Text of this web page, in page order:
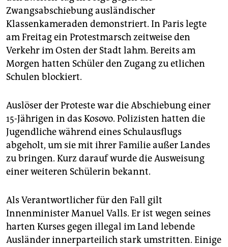
fragen & hilfe
unterstützen
abo
genossenschaft
Zwangsabschiebung ausländischer
Klassenkameraden demonstriert. In Paris legte
am Freitag ein Protestmarsch zeitweise den
Verkehr im Osten der Stadt lahm. Bereits am
Morgen hatten Schüler den Zugang zu etlichen
Schulen blockiert.
Auslöser der Proteste war die Abschiebung einer
15-Jährigen in das Kosovo. Polizisten hatten die
Jugendliche während eines Schulausflugs
abgeholt, um sie mit ihrer Familie außer Landes
zu bringen. Kurz darauf wurde die Ausweisung
einer weiteren Schülerin bekannt.
Als Verantwortlicher für den Fall gilt
Innenminister Manuel Valls. Er ist wegen seines
harten Kurses gegen illegal im Land lebende
Ausländer innerparteilich stark umstritten. Einige